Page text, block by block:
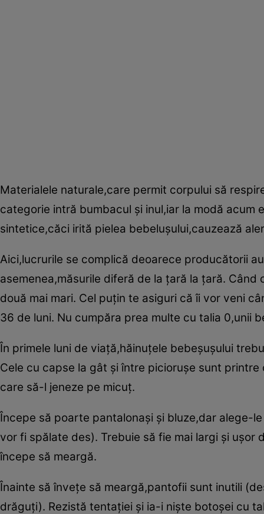
Materialele naturale,care permit corpului să
categorie intră bumbacul şi inul,iar la modă
sintetice,căci irită pielea bebeluşului,cauzează
Aici,lucrurile se complică deoarece producătorii
asemenea,măsurile diferă de la ţară la ţară.
două mai mari. Cel puţin te asiguri că îi vor veni
36 de luni. Nu cumpăra prea multe cu talia 0,unii
În primele luni de viaţă,hăinuţele bebeşuşului
Cele cu capse la gât şi între picioruşe sunt
care să-l jeneze pe micuţ.
Începe să poarte pantalonaşi şi bluze,dar alege-
vor fi spălate des). Trebuie să fie mai largi şi
începe să meargă.
Înainte să înveţe să meargă,pantofii sunt inutili
drăguţi). Rezistă tentaţiei şi ia-i nişte botoşei cu